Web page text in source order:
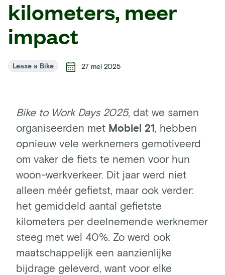
kilometers, meer
impact
Lease a Bike 27 mei 2025
Bike to Work Days 2025, dat we samen
organiseerden met Mobiel 21, hebben
opnieuw vele werknemers gemotiveerd
om vaker de fiets te nemen voor hun
woon-werkverkeer. Dit jaar werd niet
alleen méér gefietst, maar ook verder:
het gemiddeld aantal gefietste
kilometers per deelnemende werknemer
steeg met wel 40%. Zo werd ook
maatschappelijk een aanzienlijke
bijdrage geleverd, want voor elke